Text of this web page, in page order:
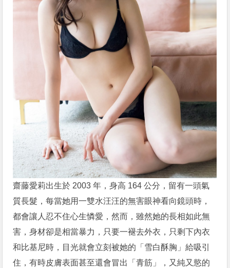
齋藤愛莉出生於 2003 年，身高 164 公分，留有一頭氣
質長髮，每當她用一雙水汪汪的無害眼神看向鏡頭時，
都會讓人忍不住心生憐愛，然而，雖然她的長相如此無
害，身材卻是相當暴力，只要一褪去外衣，只剩下內衣
和比基尼時，目光就會立刻被她的「雪白酥胸」給吸引
住，有時皮膚表面甚至還會冒出「青筋」，又純又慾的